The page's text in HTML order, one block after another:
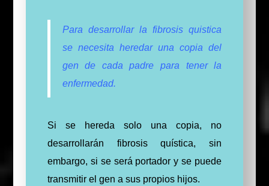
Para desarrollar la fibrosis quistica
se necesita heredar una copia del
gen de cada padre para tener la
enfermedad.
Si se hereda solo una copia, no
desarrollarán fibrosis quística, sin
embargo, si se será portador y se puede
transmitir el gen a sus propios hijos.